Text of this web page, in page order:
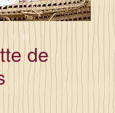
de